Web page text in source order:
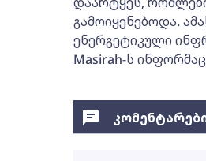
გამოიყენებოდა.
ენერგეტიკული
Masirah-ს